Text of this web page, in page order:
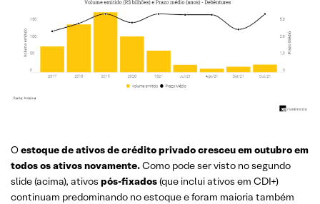
Oestoque de ativos de crédito privado cresceu em outubro em
todos os ativos novamente.Como pode ser visto no segundo
slide (acima), ativos pós-fixados(que inclui ativos em CDI+)
continuam predominando no estoque e foram maioria também